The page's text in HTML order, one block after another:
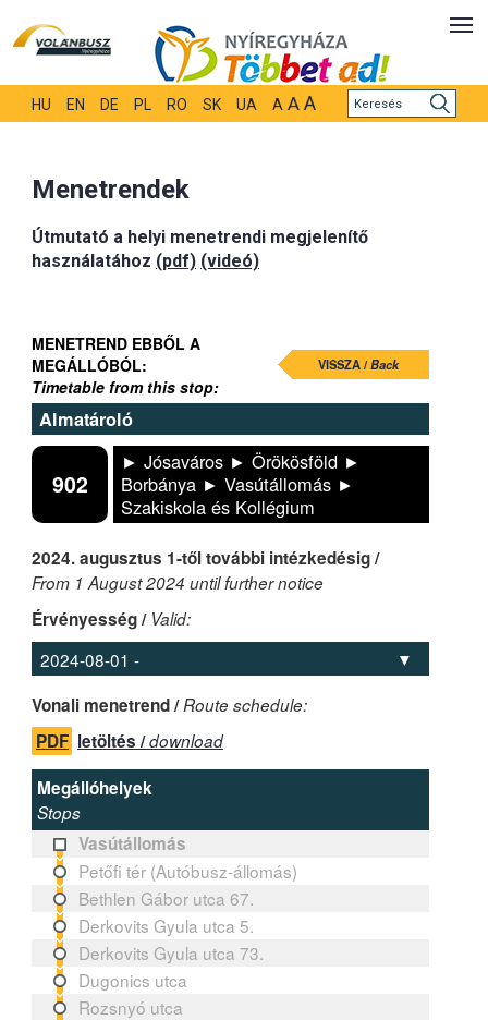
HU EN DE PL RO SK UA A A A
Menetrendek
Útmutató a helyi menetrendi megjelenítő
használatához (pdf) (videó)
MENETREND EBBŐL A
MEGÁLLÓBÓL:
Timetable from this stop:
VISSZA /Back
Almatároló
902
► Jósaváros ► Örökösföld ►
Borbánya ► Vasútállomás ►
Szakiskola és Kollégium
2024. augusztus 1-től további intézkedésig /
From 1 August 2024 until further notice
Érvényesség / Valid:
Vonali menetrend /Route schedule:
PDF letöltés /download
Megállóhelyek
Stops
Vasútállomás
Petőfi tér (Autóbusz-állomás)
Bethlen Gábor utca 67.
Derkovits Gyula utca 5.
Derkovits Gyula utca 73.
Dugonics utca
Rozsnyó utca